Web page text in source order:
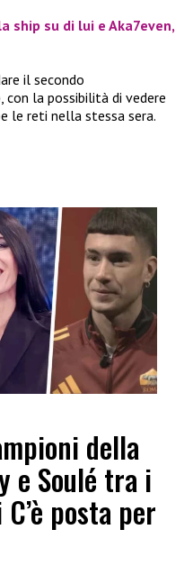
ship su di lui e Aka7even,
il secondo
, con la possibilità di vedere
le reti nella stessa sera.
della
e Soulé tra i
posta per